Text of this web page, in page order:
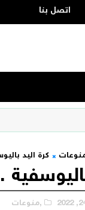
اتصل بنا
كرة اليد
,منوعات